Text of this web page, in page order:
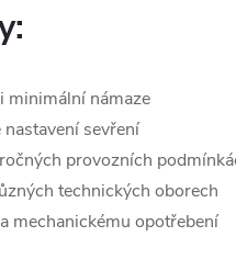
minimální námaze
sevření
provozních
technických oborech
mechanickému opotřebení